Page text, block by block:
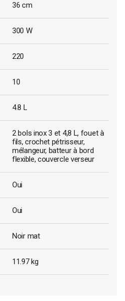
36 cm
300 W
220
10
4.8 L
2 bols inox 3 et 4,8 L, fouet à
fils, crochet pétrisseur,
mélangeur, batteur à bord
flexible, couvercle verseur
Oui
Oui
Noir mat
11.97 kg